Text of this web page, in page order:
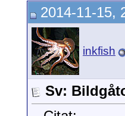
2014-11-15,
inkfish
Sv: